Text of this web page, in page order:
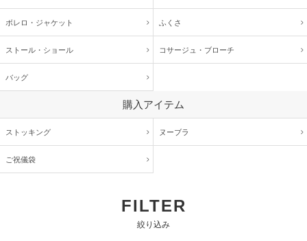
ボレロ・ジャケット ふくさ
ストール・ショール コサージュ・ ブローチ
バッグ
購入アイテム
ストッキング ヌーブラ
ご祝儀袋
FILTER
絞り込み